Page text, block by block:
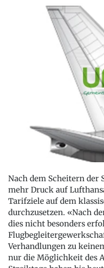
Nach dem Scheitern
mehr Druck auf
Tarifziele auf dem
durchzusetzen. «Nach
dies nicht besonders
Verhandlungen zu
nur die Möglichkeit des